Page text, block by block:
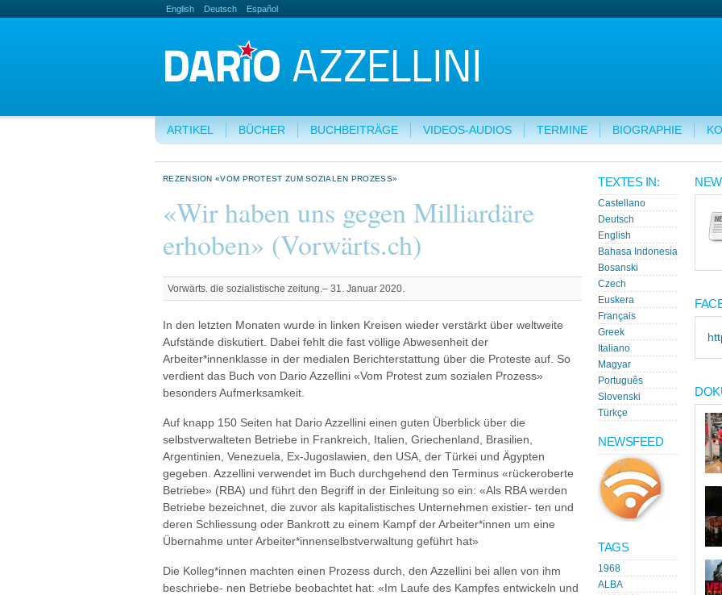
English Deutsch Español
ARTIKEL BÜCHER BUCHBEITRÄGE VIDEOS-AUDIOS TERMINE BIOGRAPHIE
REZENSION «VOM PROTEST ZUM SOZIALEN PROZESS»
«Wir haben uns gegen Milliardäre
erhoben» (Vorwärts.ch)
Vorwärts. die sozialistische zeitung.– 31. Januar 2020.
In den letzten Monaten wurde in linken Kreisen wieder verstärkt über weltweite
Aufstände diskutiert. Dabei fehlt die fast völlige Abwesenheit der
Arbeiter*innenklasse in der medialen Berichterstattung über die Proteste auf. So
verdient das Buch von Dario Azzellini «Vom Protest zum sozialen Prozess»
besonders Aufmerksamkeit.
Auf knapp 150 Seiten hat Dario Azzellini einen guten Überblick über die
selbstverwalteten Betriebe in Frankreich, Italien, Griechenland, Brasilien,
Argentinien, Venezuela, Ex-Jugoslawien, den USA, der Türkei und Ägypten
gegeben. Azzellini verwendet im Buch durchgehend den Terminus «rückeroberte
Betriebe» (RBA) und führt den Begriff in der Einleitung so ein: «Als RBA werden
Betriebe bezeichnet, die zuvor als kapitalistisches Unternehmen existier- ten und
deren Schliessung oder Bankrott zu einem Kampf der Arbeiter*innen um eine
Übernahme unter Arbeiter*innenselbstverwaltung geführt hat»
Die Kolleg*innen machten einen Prozess durch, den Azzellini bei allen von ihm
beschriebe- nen Betriebe beobachtet hat: «Im Laufe des Kampfes entwickeln und
TEXTES IN:
Castellano
Deutsch
English
Bahasa Indonesia
Bosanski
Czech
Euskera
Français
Greek
Italiano
Magyar
Português
Slovenski
Türkçe
NEWSFEED
TAGS
1968
ALBA